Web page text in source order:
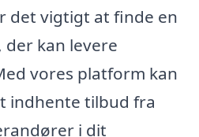
det vigtigt at finde en
kan levere
vores platform kan
indhente tilbud fra
i dit